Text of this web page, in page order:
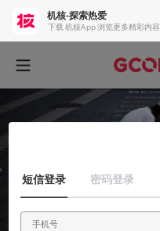
机核-探索热爱
下载 机核App 浏览更多精彩内容
短信登录 密码登录